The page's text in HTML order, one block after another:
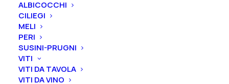
ALBICOCCHI
CILIEGI
MELI
PERI
SUSINI-PRUGNI
VITI
VITI DA TAVOLA
VITI DA VINO
Formato
Iris
germanica